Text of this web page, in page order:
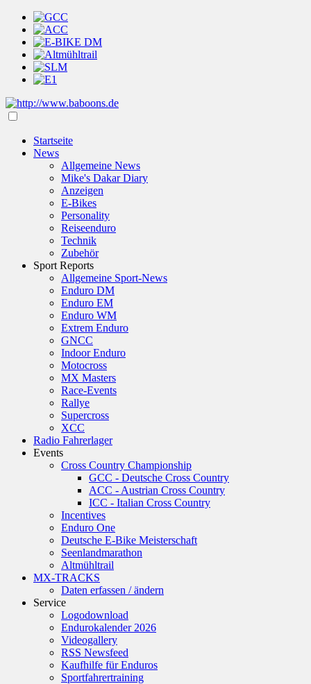
Startseite
News
Allgemeine News
Mike's Dakar Diary
Anzeigen
E-Bikes
Personality
Reiseenduro
Technik
Zubehör
Sport Reports
Allgemeine Sport-News
Enduro DM
Enduro EM
Enduro WM
Extrem Enduro
GNCC
Indoor Enduro
Motocross
MX Masters
Race-Events
Rallye
Supercross
XCC
Radio Fahrerlager
Events
Cross Country Championship
GCC - Deutsche Cross Country
ACC - Austrian Cross Country
ICC - Italian Cross Country
Incentives
Enduro One
Deutsche E-Bike Meisterschaft
Seenlandmarathon
Altmühltrail
MX-TRACKS
Daten erfassen / ändern
Service
Logodownload
Endurokalender 2026
Videogallery
RSS Newsfeed
Kaufhilfe für Enduros
Sportfahrertraining